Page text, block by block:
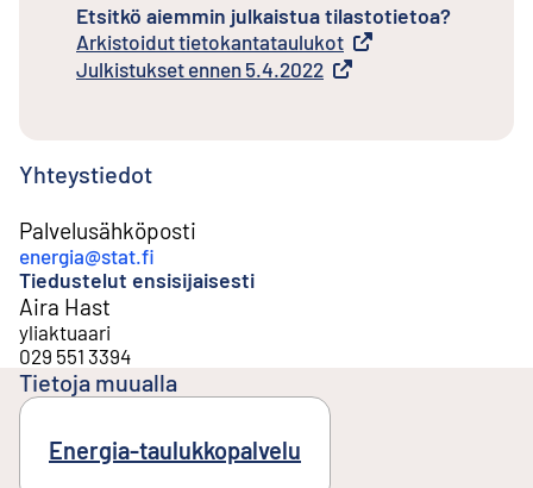
Etsitkö aiemmin julkaistua tilastotietoa?
Arkistoidut tietokantataulukot
Ulkoinen linkki
Julkistukset ennen 5.4.2022
Ulkoinen linkki
Yhteystiedot
Palvelusähköposti
energia@stat.fi
Tiedustelut ensisijaisesti
Aira Hast
yliaktuaari
029 551 3394
Tietoja muualla
Energia-taulukkopalvelu